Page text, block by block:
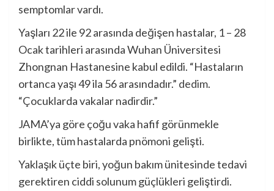
semptomlar vardı.
Yaşları 22 ile 92 arasında değişen hastalar, 1 – 28
Ocak tarihleri ​​arasında Wuhan Üniversitesi
Zhongnan Hastanesine kabul edildi. “Hastaların
ortanca yaşı 49 ila 56 arasındadır.” dedim.
“Çocuklarda vakalar nadirdir.”
JAMA’ya göre çoğu vaka hafif görünmekle
birlikte, tüm hastalarda pnömoni gelişti.
Yaklaşık üçte biri, yoğun bakım ünitesinde tedavi
gerektiren ciddi solunum güçlükleri geliştirdi.